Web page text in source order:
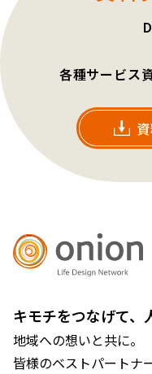
各種サービス
キモチをつなげて、
地域への想いと共に。
皆様のベストパートナ